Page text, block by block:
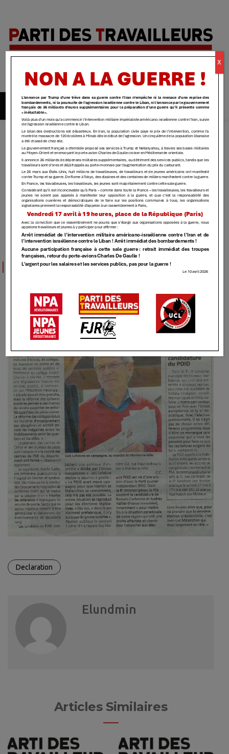
Parti des
travailleurs
| Yvelines
DÉCLARATION
Pour la défense des services publics
Declaration
Elundmin
Articles Similaires
X